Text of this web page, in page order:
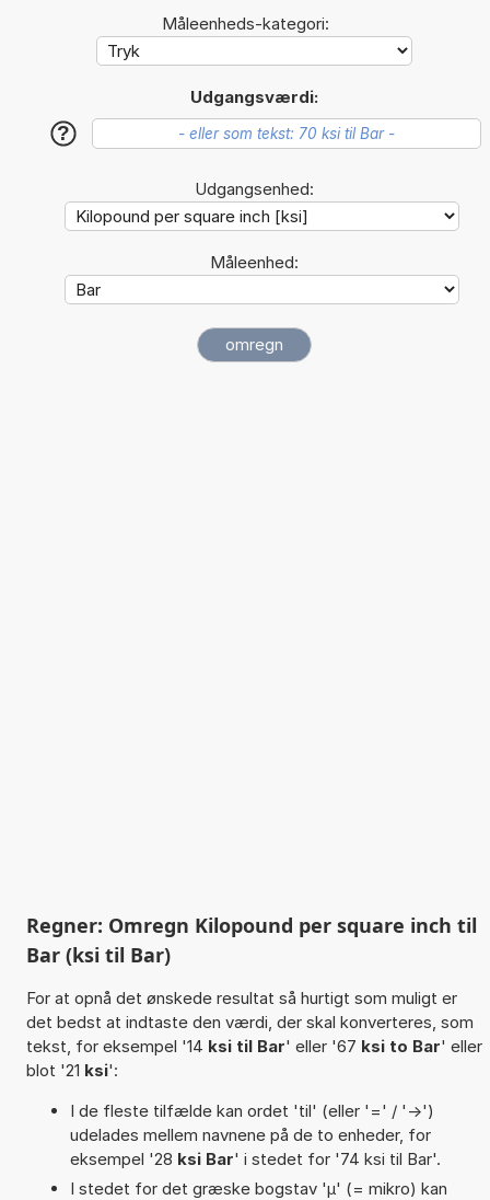
Måleenheds-kategori:
Udgangsværdi:
?
Udgangsenhed:
Måleenhed:
Regner: Omregn Kilopound per square inch til
Bar (ksi til Bar)
For at opnå det ønskede resultat så hurtigt som muligt er
det bedst at indtaste den værdi, der skal konverteres, som
tekst, for eksempel '14 ksi til Bar' eller '67 ksi to Bar' eller
blot '21 ksi':
I de fleste tilfælde kan ordet 'til' (eller '=' / '->')
udelades mellem navnene på de to enheder, for
eksempel '28 ksi Bar' i stedet for '74 ksi til Bar'.
I stedet for det græske bogstav 'µ' (= mikro) kan